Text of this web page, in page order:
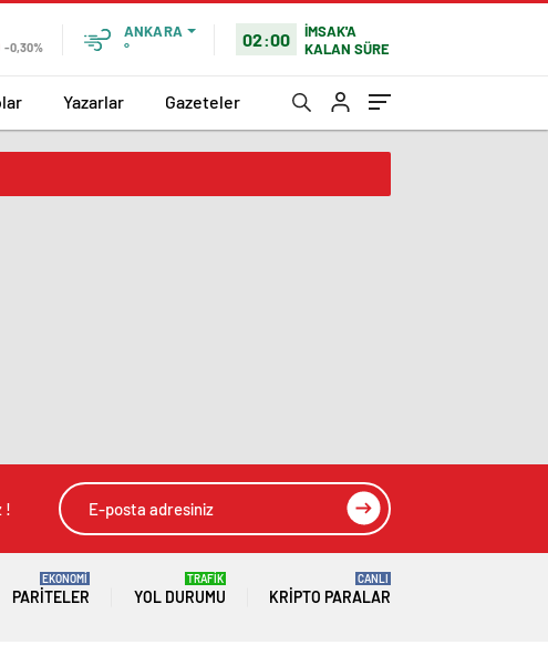
-0,30%
ANKARA
°
02:00
İMSAK'A
KALAN SÜRE
Yazarlar Gazeteler
!
PARITELER
EKONOMİ
YOL DURUMU
TRAFİK
KRIPTO PARALAR
CANLI